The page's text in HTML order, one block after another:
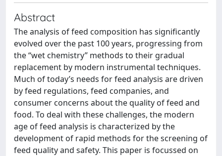
Abstract
The analysis of feed composition has significantly
evolved over the past 100 years, progressing from
the “wet chemistry” methods to their gradual
replacement by modern instrumental techniques.
Much of today’s needs for feed analysis are driven
by feed regulations, feed companies, and
consumer concerns about the quality of feed and
food. To deal with these challenges, the modern
age of feed analysis is characterized by the
development of rapid methods for the screening of
feed quality and safety. This paper is focussed on